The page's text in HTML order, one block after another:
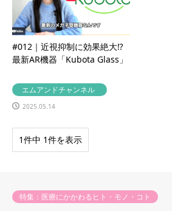
#012｜近視抑制に効果絶大⁉︎
最新AR機器「Kubota Glass」
エムアンドチャンネル
2025.05.14
1件中 1件を表示
特集：医療にかかわるヒト・モノ・コト